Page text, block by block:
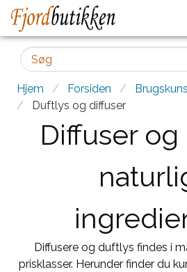
Hjem Forsiden
Duftlys og diffuser
Diffuser
Diffusere og duftlys findes i
prisklasser. Herunder finder du